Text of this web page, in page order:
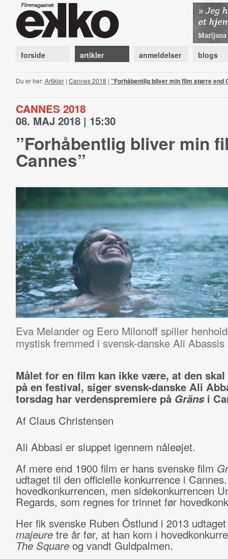
forside artikler anmeldelser blogs
Du er her:Artikler| Cannes 2018 | ”Forhåbentlig bliver min film større end
CANNES 2018
08. MAJ 2018 | 15:30
”Forhåbentlig bliver min
Cannes”
Eva Melander og Eero Milonoff spiller
mystisk fremmed i svensk-danske Ali
Målet for en film kan ikke være, at den skal
på en festival, siger svensk-danske Ali
torsdag har verdenspremiere på Gränsi
Af Claus Christensen
Ali Abbasi er sluppet igennem nåleøjet.
Af mere end 1900 film er hans svenske film
udtaget til den officielle konkurrence i
hovedkonkurrencen, men sidekonkurrencen
Regards, som regnes for trinnet før
Her fik svenske Ruben Östlund i 2013
majeuretre år før, at han kom i
The Squareog vandt Guldpalmen.